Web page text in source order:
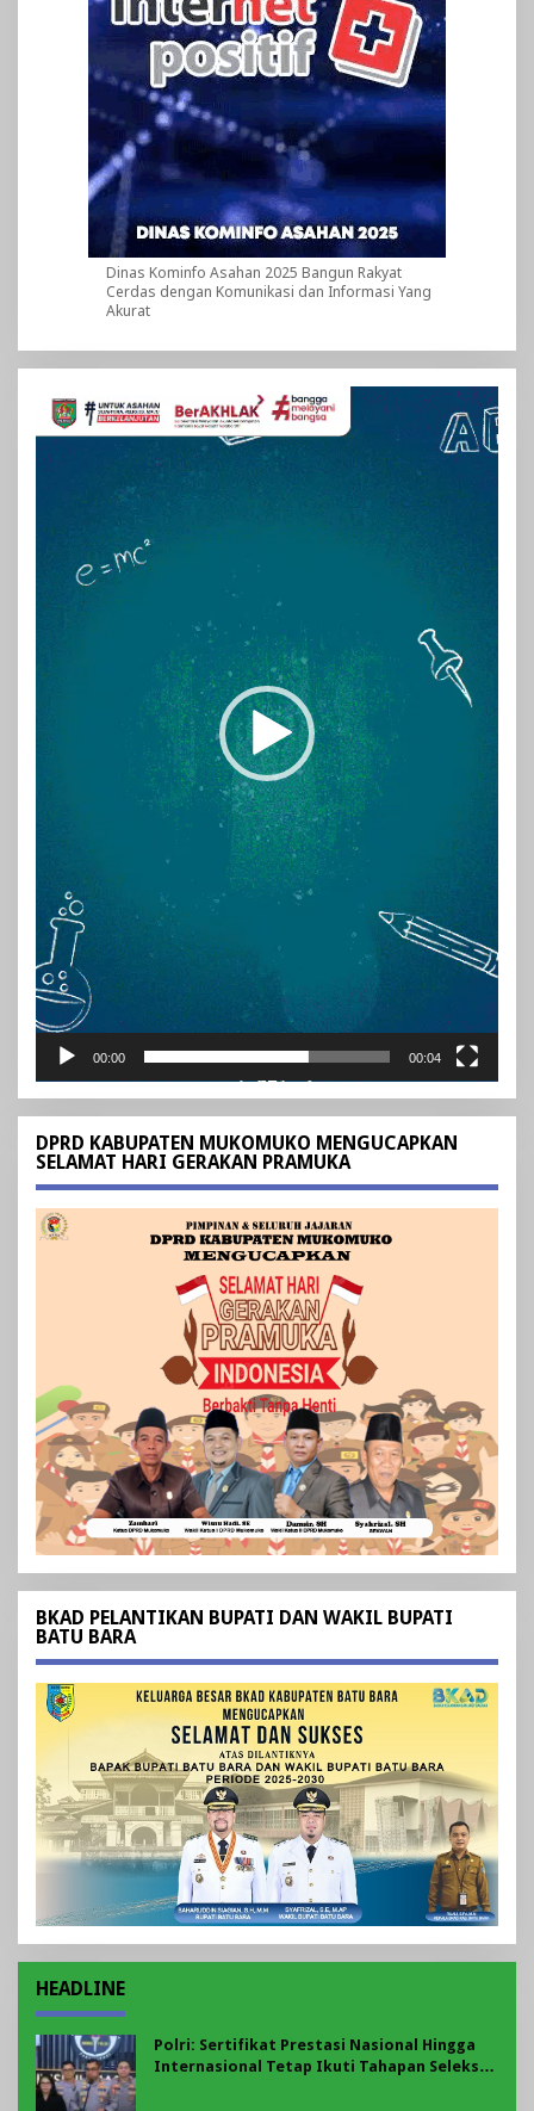
Dinas Kominfo Asahan 2025 Bangun Rakyat
Cerdas dengan Komunikasi dan Informasi Yang
Akurat
Pemutar
Video
00:00 00:04
DPRD KABUPATEN MUKOMUKO MENGUCAPKAN
SELAMAT HARI GERAKAN PRAMUKA
BKAD PELANTIKAN BUPATI DAN WAKIL BUPATI
BATU BARA
HEADLINE
Polri: Sertifikat Prestasi Nasional Hingga
Internasional Tetap Ikuti Tahapan Seleksi